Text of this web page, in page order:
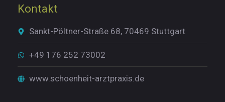
Kontakt
Sankt-Pöltner-Straße 68, 70469 Stuttgart
+49 176 252 73002
www.schoenheit-arztpraxis.de